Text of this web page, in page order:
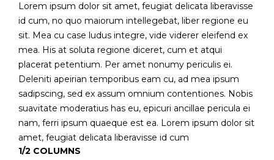
Lorem ipsum dolor sit amet, feugiat delicata liberavisse
id cum, no quo maiorum intellegebat, liber regione eu
sit. Mea cu case ludus integre, vide viderer eleifend ex
mea. His at soluta regione diceret, cum et atqui
placerat petentium. Per amet nonumy periculis ei.
Deleniti apeirian temporibus eam cu, ad mea ipsum
sadipscing, sed ex assum omnium contentiones. Nobis
suavitate moderatius has eu, epicuri ancillae pericula ei
nam, ferri ipsum quaeque est ea. Lorem ipsum dolor sit
amet, feugiat delicata liberavisse id cum
1/2 COLUMNS